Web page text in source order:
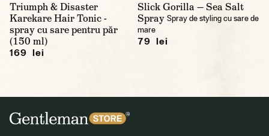
Triumph & Disaster
Karekare Hair Tonic -
spray cu sare pentru păr
(150 ml)
169 lei
Slick Gorilla — Sea Salt
Spray Spray de styling cu sare de
mare
79 lei